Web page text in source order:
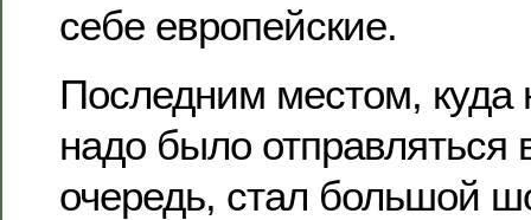
себе европейские.
Последним местом, куда
надо было отправляться
очередь, стал большой